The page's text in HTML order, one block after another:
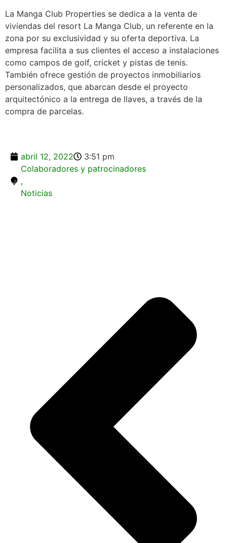
La Manga Club Properties se dedica a la venta de
viviendas del resort La Manga Club, un referente en la
zona por su exclusividad y su oferta deportiva. La
empresa facilita a sus clientes el acceso a instalaciones
como campos de golf, cricket y pistas de tenis.
También ofrece gestión de proyectos inmobiliarios
personalizados, que abarcan desde el proyecto
arquitectónico a la entrega de llaves, a través de la
compra de parcelas.
abril 12, 2022
3:51 pm
Colaboradores y patrocinadores
,
Noticias